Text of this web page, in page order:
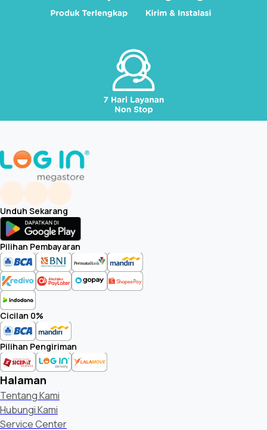
Unduh Sekarang
Pilihan Pembayaran
Cicilan 0%
Pilihan Pengiriman
Halaman
Tentang Kami
Hubungi Kami
Service Center